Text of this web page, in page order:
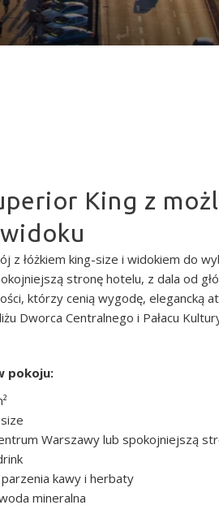
King z
z łóżkiem king-size i widokiem do
stronę hotelu, z dala od
którzy cenią wygodę, elegancką
Dworca Centralnego i Pałacu
pokoju:
Warszawy lub spokojniejszą
kawy i herbaty
mineralna